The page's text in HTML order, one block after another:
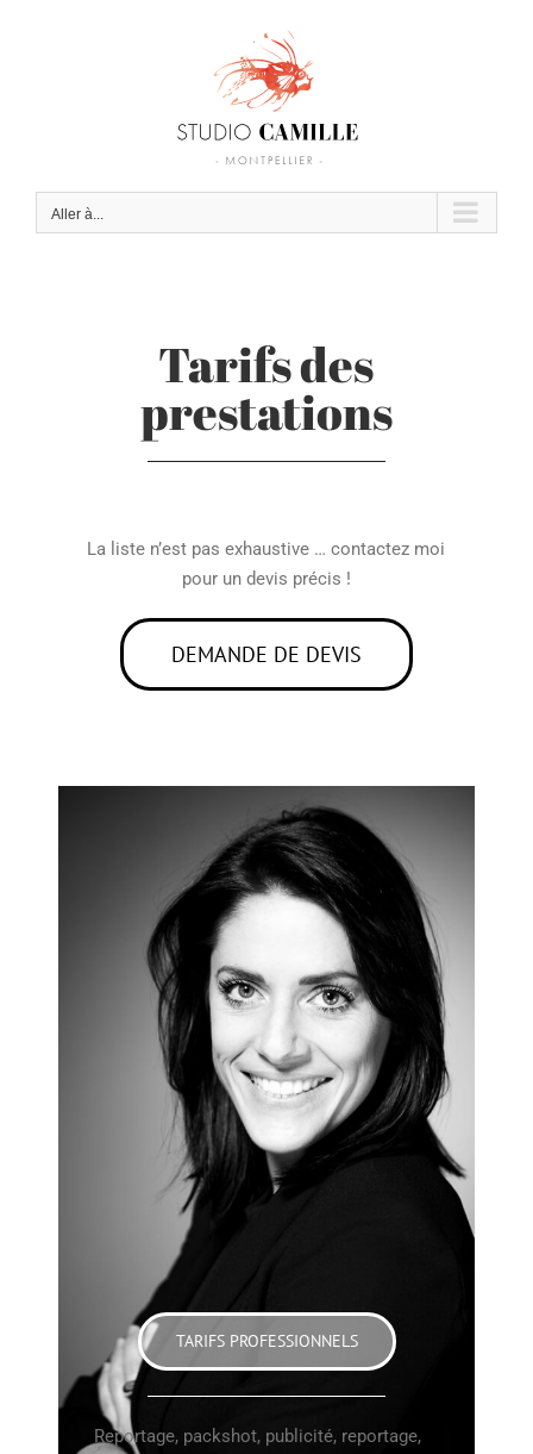
Aller à...
Tarifs des
prestations
La liste n’est pas exhaustive … contactez moi
pour un devis précis !
DEMANDE DE DEVIS
TARIFS PROFESSIONNELS
Reportage, packshot, publicité, reportage,